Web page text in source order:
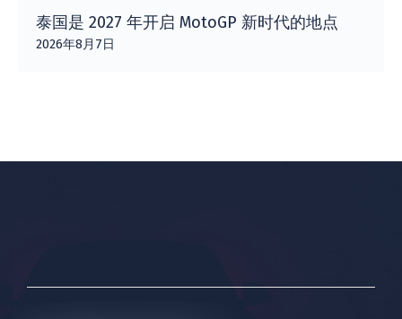
泰国是 2027 年开启 MotoGP 新时代的地点
2026年8月7日